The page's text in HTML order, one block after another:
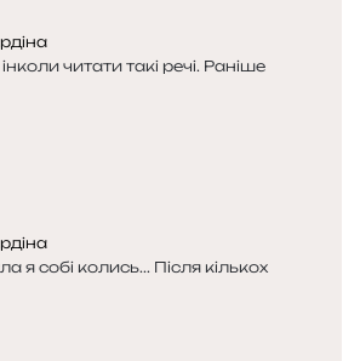
читати такі речі. Раніше
я собі колись... Після кількох